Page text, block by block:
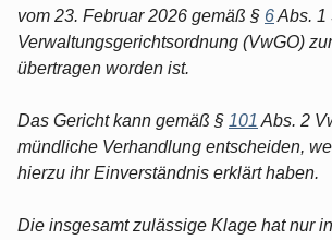
vom 23. Februar 2026 gemäß § 6Abs. 1
Verwaltungsgerichtsordnung (VwGO)
übertragen worden ist.
Das Gericht kann gemäß § 101 Abs. 2
mündliche Verhandlung entscheiden,
hierzu ihr Einverständnis erklärt haben.
Die insgesamt zulässige Klage hat nur